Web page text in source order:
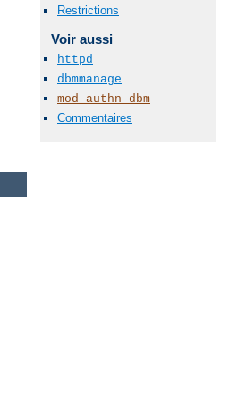
Restrictions
Voir aussi
httpd
dbmmanage
mod_authn_dbm
Commentaires